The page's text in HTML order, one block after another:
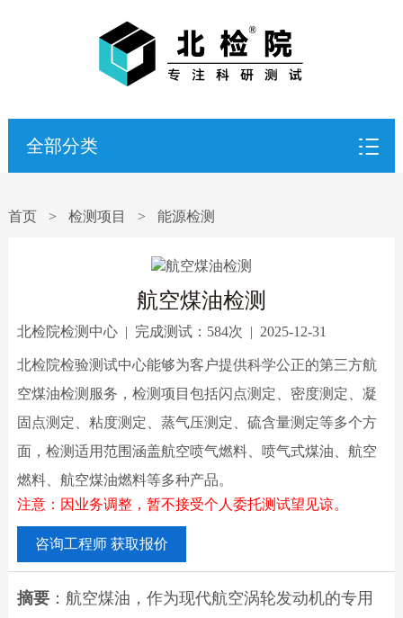
全部分类
首页 > 检测项目 > 能源检测
航空煤油检测
北检院检测中心| 完成测试： 584次 | 2025-12-31
北检院检验测试中心能够为客户提供科学公正的第三方航
空煤油检测服务，检测项目包括闪点测定、密度测定、凝
固点测定、粘度测定、蒸气压测定、硫含量测定等多个方
面，检测适用范围涵盖航空喷气燃料、喷气式煤油、航空
燃料、航空煤油燃料等多种产品。
注意：因业务调整，暂不接受个人委托测试望见谅。
咨询工程师 获取报价
摘要：航空煤油，作为现代航空涡轮发动机的专用